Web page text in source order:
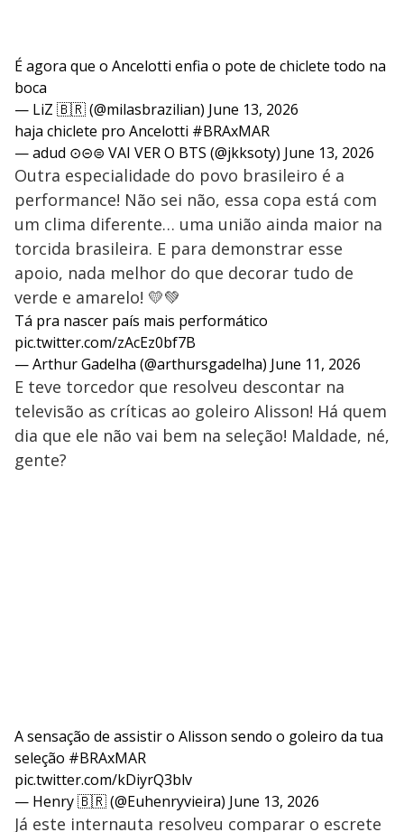
É agora que o Ancelotti enfia o pote de chiclete todo na
boca
— LiZ 🇧🇷 (@milasbrazilian) June 13, 2026
haja chiclete pro Ancelotti #BRAxMAR
— adud ⊙⊝⊜ VAI VER O BTS (@jkksoty) June 13, 2026
Outra especialidade do povo brasileiro é a
performance! Não sei não, essa copa está com
um clima diferente… uma união ainda maior na
torcida brasileira. E para demonstrar esse
apoio, nada melhor do que decorar tudo de
verde e amarelo! 💛💚
Tá pra nascer país mais performático
pic.twitter.com/zAcEz0bf7B
— Arthur Gadelha (@arthursgadelha) June 11, 2026
E teve torcedor que resolveu descontar na
televisão as críticas ao goleiro Alisson! Há quem
dia que ele não vai bem na seleção! Maldade, né,
gente?
A sensação de assistir o Alisson sendo o goleiro da tua
seleção #BRAxMAR
pic.twitter.com/kDiyrQ3blv
— Henry 🇧🇷 (@Euhenryvieira) June 13, 2026
Já este internauta resolveu comparar o escrete